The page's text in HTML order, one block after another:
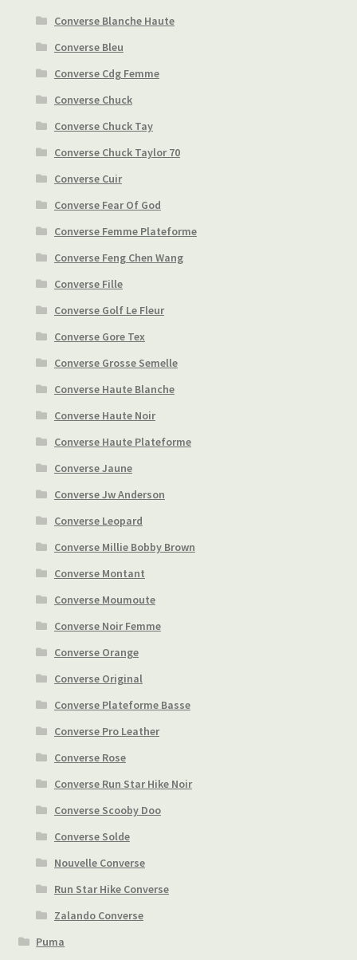
Converse Blanche Haute
Converse Bleu
Converse Cdg Femme
Converse Chuck
Converse Chuck Tay
Converse Chuck Taylor 70
Converse Cuir
Converse Fear Of God
Converse Femme Plateforme
Converse Feng Chen Wang
Converse Fille
Converse Golf Le Fleur
Converse Gore Tex
Converse Grosse Semelle
Converse Haute Blanche
Converse Haute Noir
Converse Haute Plateforme
Converse Jaune
Converse Jw Anderson
Converse Leopard
Converse Millie Bobby Brown
Converse Montant
Converse Moumoute
Converse Noir Femme
Converse Orange
Converse Original
Converse Plateforme Basse
Converse Pro Leather
Converse Rose
Converse Run Star Hike Noir
Converse Scooby Doo
Converse Solde
Nouvelle Converse
Run Star Hike Converse
Zalando Converse
Puma